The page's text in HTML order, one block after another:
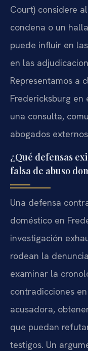
Court) considere
condena o un
puede influir en
en las
Representamos a
Fredericksburg en
una consulta,
abogados
¿Qué defensas
falsa de abuso
Una defensa
doméstico en
investigación
rodean la
examinar la
contradicciones
acusadora,
que puedan
testigos. Un